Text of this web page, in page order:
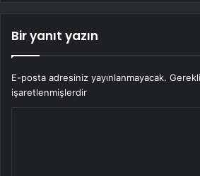
Bir yanıt yazın
E-posta adresiniz yayınlanmayacak.
işaretlenmişlerdir